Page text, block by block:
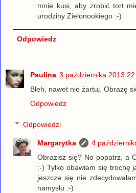
mnie kusi, aby zrobić tort
urodziny Zielonookiego :-)
Odpowiedz
Paulina 3 października 2013
Bleh, nawet nie żartuj. Obrażę
Odpowiedz
Odpowiedzi
Margarytka
4
Obrazisz się? No popatrz, a
:-) Tylko obawiam się trochę
jeszcze się nie
namysłu :-)